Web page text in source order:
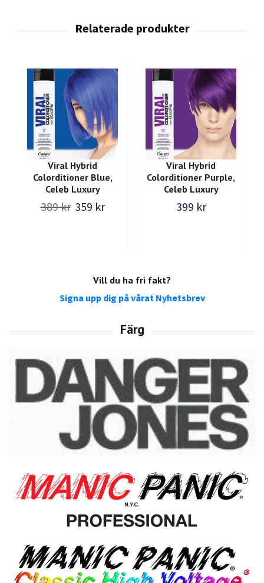
Vill du ha fri fakt?
Signa upp dig på vårat Nyhetsbrev
Viral Hybrid
Colorditioner Blue,
Celeb Luxury
389 kr 359 kr
Viral Hybrid
Colorditioner Purple,
Celeb Luxury
399 kr